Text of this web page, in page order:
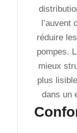
l’auvent
réduire
pompes.
mieux
plus
dans un